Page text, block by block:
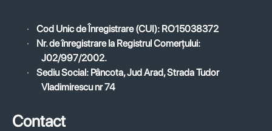
·
Cod Unic de Înregistrare (CUI): RO15038372
·
Nr. de înregistrare la Registrul Comerțului:
J02/997/2002.
·
Sediu Social: Pâncota, Jud Arad, Strada Tudor
Vladimirescu nr 74
Contact